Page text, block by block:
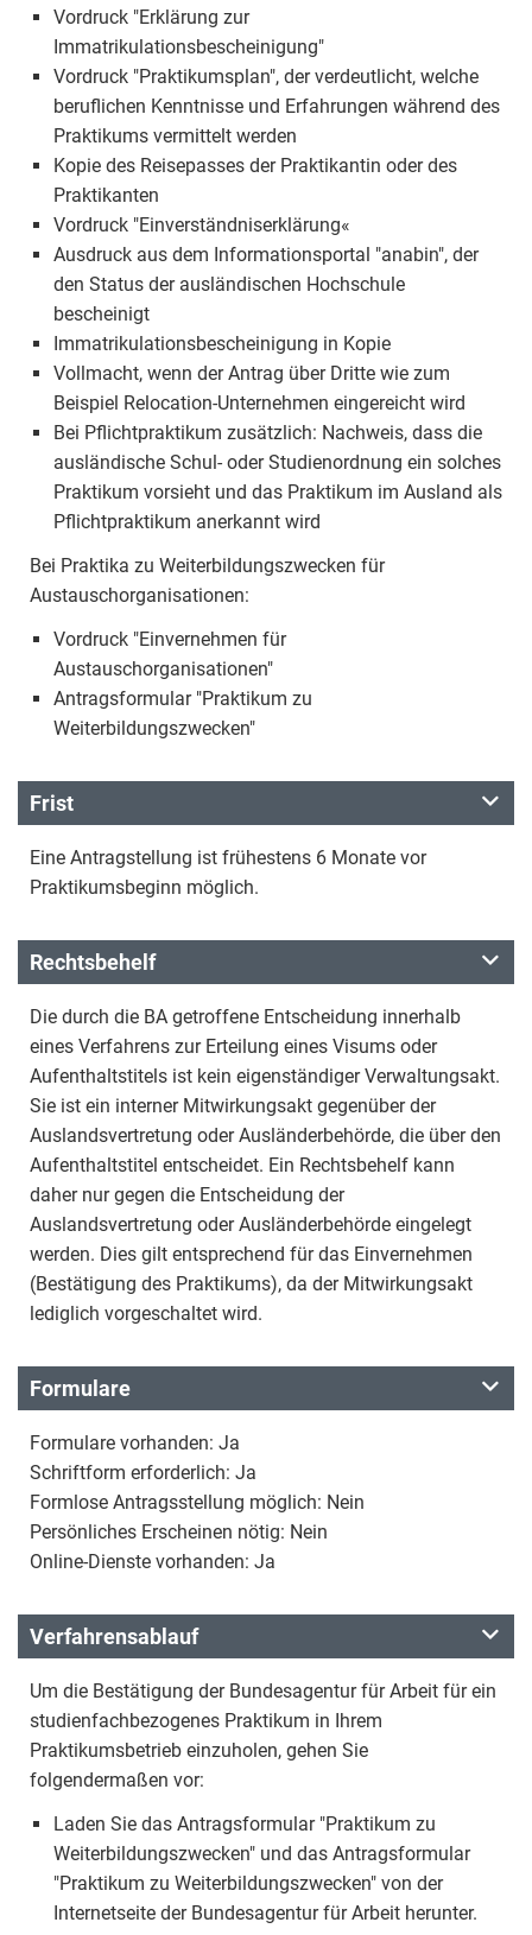
Vordruck "Erklärung zur
Immatrikulationsbescheinigung"
Vordruck "Praktikumsplan", der verdeutlicht, welche
beruflichen Kenntnisse und Erfahrungen während des
Praktikums vermittelt werden
Kopie des Reisepasses der Praktikantin oder des
Praktikanten
Vordruck "Einverständniserklärung«
Ausdruck aus dem Informationsportal "anabin", der
den Status der ausländischen Hochschule
bescheinigt
Immatrikulationsbescheinigung in Kopie
Vollmacht, wenn der Antrag über Dritte wie zum
Beispiel Relocation-Unternehmen eingereicht wird
Bei Pflichtpraktikum zusätzlich: Nachweis, dass die
ausländische Schul- oder Studienordnung ein solches
Praktikum vorsieht und das Praktikum im Ausland als
Pflichtpraktikum anerkannt wird
Bei Praktika zu Weiterbildungszwecken für
Austauschorganisationen:
Vordruck "Einvernehmen für
Austauschorganisationen"
Antragsformular "Praktikum zu
Weiterbildungszwecken"
Frist
Eine Antragstellung ist frühestens 6 Monate vor
Praktikumsbeginn möglich.
Rechtsbehelf
Die durch die BA getroffene Entscheidung innerhalb
eines Verfahrens zur Erteilung eines Visums oder
Aufenthaltstitels ist kein eigenständiger Verwaltungsakt.
Sie ist ein interner Mitwirkungsakt gegenüber der
Auslandsvertretung oder Ausländerbehörde, die über den
Aufenthaltstitel entscheidet. Ein Rechtsbehelf kann
daher nur gegen die Entscheidung der
Auslandsvertretung oder Ausländerbehörde eingelegt
werden. Dies gilt entsprechend für das Einvernehmen
(Bestätigung des Praktikums), da der Mitwirkungsakt
lediglich vorgeschaltet wird.
Formulare
Formulare vorhanden: Ja
Schriftform erforderlich: Ja
Formlose Antragsstellung möglich: Nein
Persönliches Erscheinen nötig: Nein
Online-Dienste vorhanden: Ja
Verfahrensablauf
Um die Bestätigung der Bundesagentur für Arbeit für ein
studienfachbezogenes Praktikum in Ihrem
Praktikumsbetrieb einzuholen, gehen Sie
folgendermaßen vor:
Laden Sie das Antragsformular "Praktikum zu
Weiterbildungszwecken" und das Antragsformular
"Praktikum zu Weiterbildungszwecken" von der
Internetseite der Bundesagentur für Arbeit herunter.